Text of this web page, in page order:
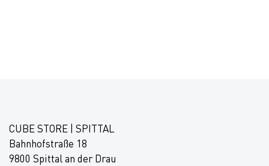
CUBE STORE | SPITTAL
Bahnhofstraße 18
9800 Spittal an der Drau